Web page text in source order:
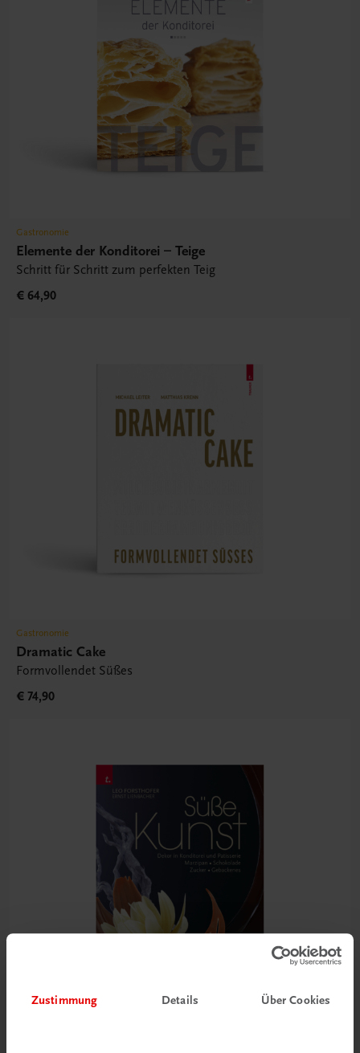
Zustimmung Details Über Cookies
Gastronomie
Elemente der Konditorei – Teige
Schritt für Schritt zum perfekten Teig
€ 64,90
Gastronomie
Dramatic Cake
Formvollendet Süßes
€ 74,90